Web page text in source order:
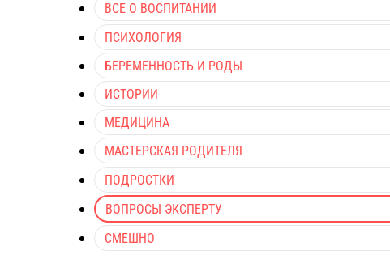
ВСЕ О ВОСПИТАНИИ
ПСИХОЛОГИЯ
БЕРЕМЕННОСТЬ И РОДЫ
ИСТОРИИ
МЕДИЦИНА
МАСТЕРСКАЯ РОДИТЕЛЯ
ПОДРОСТКИ
ВОПРОСЫ ЭКСПЕРТУ
СМЕШНО